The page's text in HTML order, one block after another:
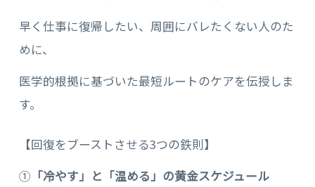
早く仕事に復帰したい、周囲にバレたくない人のた
めに、
医学的根拠に基づいた最短ルートのケアを伝授しま
す。
【回復をブーストさせる3つの鉄則】
① 「冷やす」と「温める」の黄金スケジュール